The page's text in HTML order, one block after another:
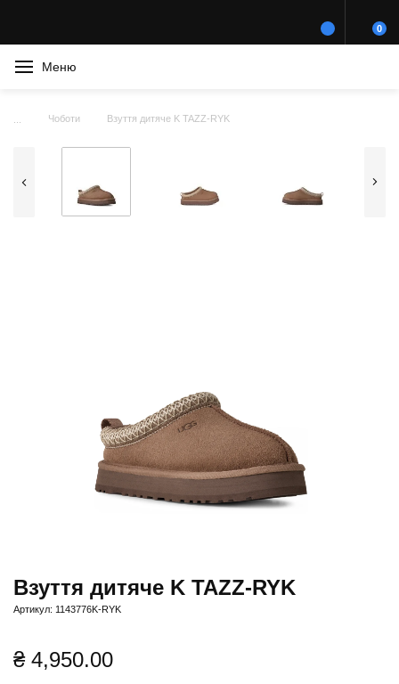
0
Меню
Чоботи Взуття дитяче K TAZZ-RYK
Взуття дитяче K TAZZ-RYK
Артикул: 1143776K-RYK
₴4,950.00